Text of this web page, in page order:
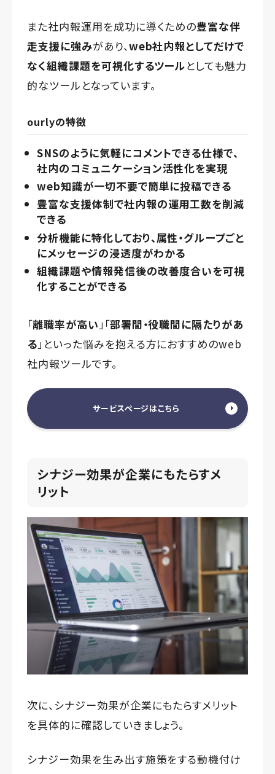
また社内報運用を成功に導くための豊富な伴
走支援に強みがあり、web社内報としてだけで
なく組織課題を可視化するツールとしても魅力
的なツールとなっています。
ourlyの特徴
SNSのように気軽にコメントできる仕様で、
社内のコミュニケーション活性化を実現
web知識が一切不要で簡単に投稿できる
豊富な支援体制で社内報の運用工数を削減
できる
分析機能に特化しており、属性・グループごと
にメッセージの浸透度がわかる
組織課題や情報発信後の改善度合いを可視
化することができる
「離職率が高い 」「部署間・役職間に隔たりがあ
る 」といった悩みを抱える方におすすめのweb
社内報ツールです。
サービスページはこちら
シナジー効果が企業にもたらすメ
リット
次に、シナジー効果が企業にもたらすメリット
を具体的に確認していきましょう。
シナジー効果を生み出す施策をする動機付け